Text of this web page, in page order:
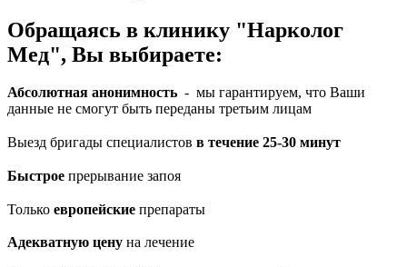
Обращаясь в клинику "Нарколог
Мед", Вы выбираете:
Абсолютная анонимность - мы гарантируем, что Ваши
данные не смогут быть переданы третьим лицам
Выезд бригады специалистов в течение 25-30 минут
Быстрое прерывание запоя
Только европейские препараты
Адекватную цену на лечение